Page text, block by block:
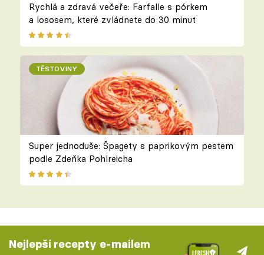
Rychlá a zdravá večeře: Farfalle s pórkem
a lososem, které zvládnete do 30 minut
TĚSTOVINY
Super jednoduše: Špagety s paprikovým pestem
podle Zdeňka Pohlreicha
Nejlepší recepty e-mailem